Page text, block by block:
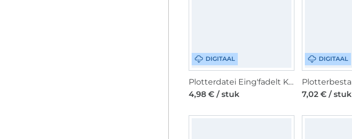
DIGITAAL
Plotterdatei Eing'fadelt Kolibri, duits
4,98 € / stuk
DIGITAAL
7,02 € / stuk